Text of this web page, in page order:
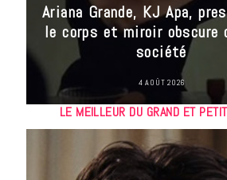
Ariana Grande, KJ Apa,
le corps et miroir obscure
société
4 AOÛT 2026
LE MEILLEUR DU GRAND ET